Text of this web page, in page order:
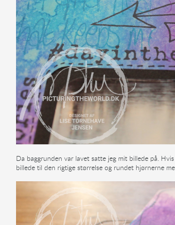
Da baggrunden var lavet satte jeg mit billede på.
billede til den rigtige størrelse og rundet hjørnerne